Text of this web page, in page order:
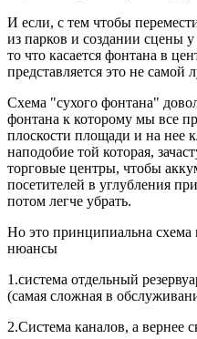
И если, с тем чтобы
из парков и создании сцены
то что касается фонтана в
представляется это не самой
Схема "сухого фонтана"
фонтана к которому мы все
плоскости площади и на нее
наподобие той которая,
торговые центры, чтобы
посетителей в углубления
потом легче убрать.
Но это принципиальна схема
нюансы
1.система отдельный
(самая сложная в
2.Система каналов, а вернее